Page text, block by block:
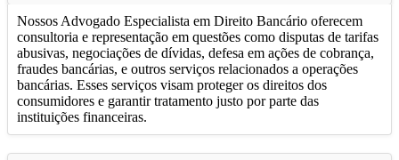
Nossos Advogado Especialista em Direito Bancário oferecem
consultoria e representação em questões como disputas de tarifas
abusivas, negociações de dívidas, defesa em ações de cobrança,
fraudes bancárias, e outros serviços relacionados a operações
bancárias. Esses serviços visam proteger os direitos dos
consumidores e garantir tratamento justo por parte das
instituições financeiras.